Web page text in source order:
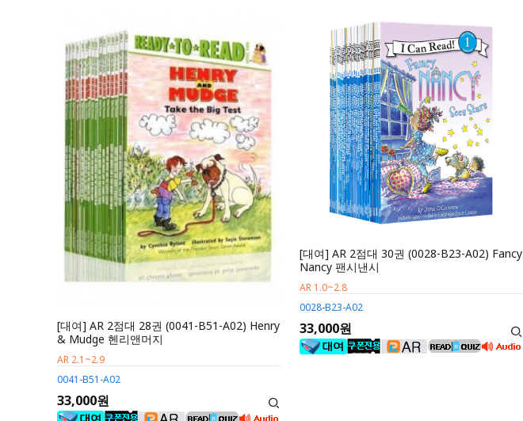
[대여] AR 2점대 28권 (0041-B51-A02) Henry
& Mudge 헨리앤머지
AR 2.1~2.9
0041-B51-A02
33,000원
[대여] AR 2점대 30권 (0028-B23-A02) Fancy
Nancy 팬시낸시
AR 1.0~2.8
0028-B23-A02
33,000원